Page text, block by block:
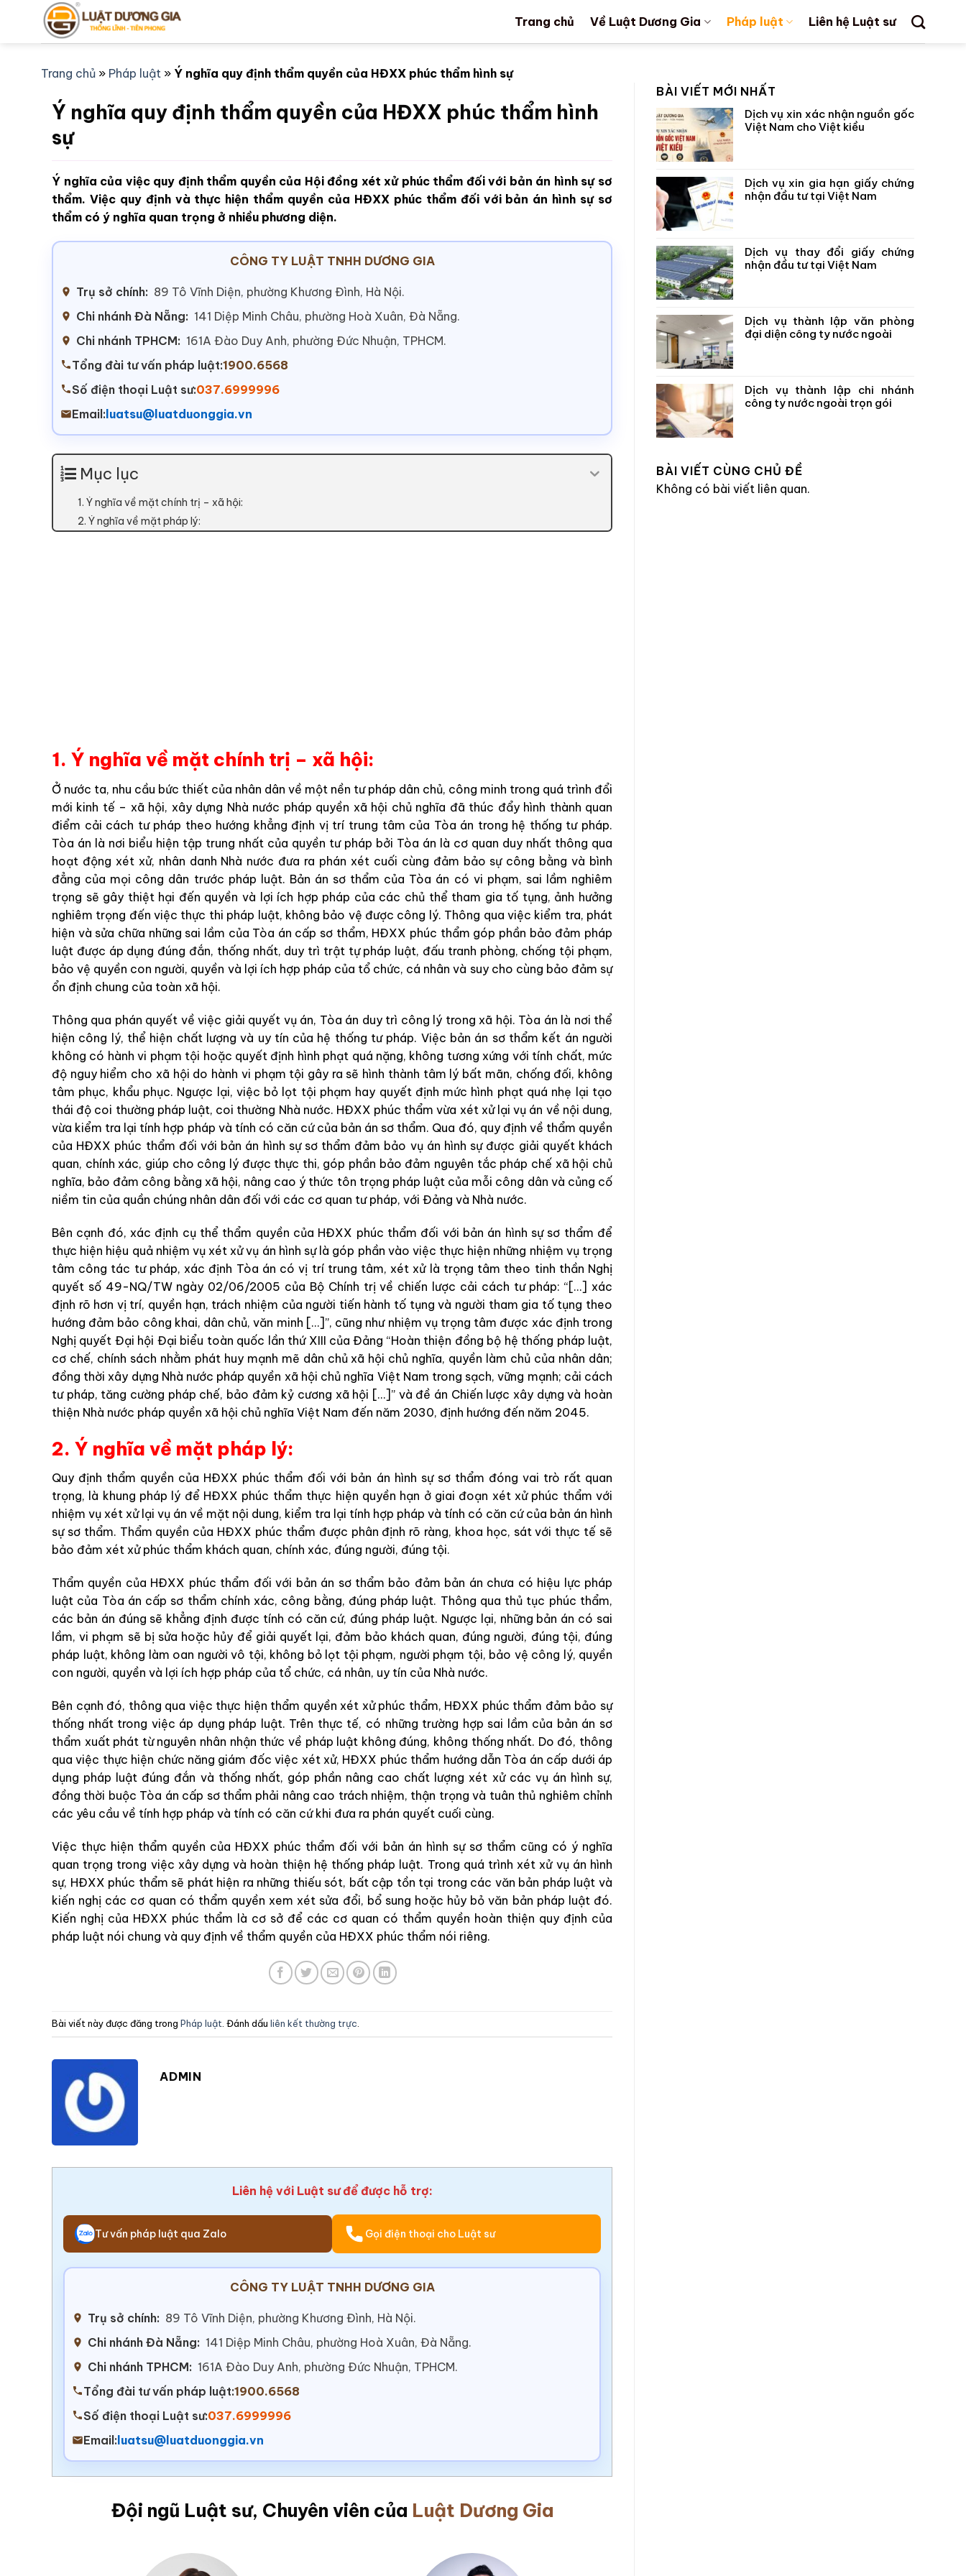
Trang chủ Về Luật Dương Gia Pháp luật Liên hệ Luật sư
Trang chủ » Pháp luật » Ý nghĩa quy định thẩm quyền của HĐXX phúc thẩm hình sự
Ý nghĩa quy định thẩm quyền của HĐXX phúc thẩm hình
sự
Ý nghĩa của việc quy định thẩm quyền của Hội đồng xét xử phúc thẩm đối với bản án hình sự sơ
thẩm. Việc quy định và thực hiện thẩm quyền của HĐXX phúc thẩm đối với bản án hình sự sơ
thẩm có ý nghĩa quan trọng ở nhiều phương diện.
CÔNG TY LUẬT TNHH DƯƠNG GIA
Trụ sở chính: 89 Tô Vĩnh Diện, phường Khương Đình, Hà Nội.
Chi nhánh Đà Nẵng: 141 Diệp Minh Châu, phường Hoà Xuân, Đà Nẵng.
Chi nhánh TPHCM: 161A Đào Duy Anh, phường Đức Nhuận, TPHCM.
Tổng đài tư vấn pháp luật:1900.6568
Số điện thoại Luật sư:037.6999996
Email: luatsu@luatduonggia.vn
Mục lục
1. Ý nghĩa về mặt chính trị – xã hội:
2. Ý nghĩa về mặt pháp lý:
1. Ý nghĩa về mặt chính trị – xã hội:
Ở nước ta, nhu cầu bức thiết của nhân dân về một nền tư pháp dân chủ, công minh trong quá trình đổi
mới kinh tế – xã hội, xây dựng Nhà nước pháp quyền xã hội chủ nghĩa đã thúc đẩy hình thành quan
điểm cải cách tư pháp theo hướng khẳng định vị trí trung tâm của Tòa án trong hệ thống tư pháp.
Tòa án là nơi biểu hiện tập trung nhất của quyền tư pháp bởi Tòa án là cơ quan duy nhất thông qua
hoạt động xét xử, nhân danh Nhà nước đưa ra phán xét cuối cùng đảm bảo sự công bằng và bình
đẳng của mọi công dân trước pháp luật. Bản án sơ thẩm của Tòa án có vi phạm, sai lầm nghiêm
trọng sẽ gây thiệt hại đến quyền và lợi ích hợp pháp của các chủ thể tham gia tố tụng, ảnh hưởng
nghiêm trọng đến việc thực thi pháp luật, không bảo vệ được công lý. Thông qua việc kiểm tra, phát
hiện và sửa chữa những sai lầm của Tòa án cấp sơ thẩm, HĐXX phúc thẩm góp phần bảo đảm pháp
luật được áp dụng đúng đắn, thống nhất, duy trì trật tự pháp luật, đấu tranh phòng, chống tội phạm,
bảo vệ quyền con người, quyền và lợi ích hợp pháp của tổ chức, cá nhân và suy cho cùng bảo đảm sự
ổn định chung của toàn xã hội.
Thông qua phán quyết về việc giải quyết vụ án, Tòa án duy trì công lý trong xã hội. Tòa án là nơi thể
hiện công lý, thể hiện chất lượng và uy tín của hệ thống tư pháp. Việc bản án sơ thẩm kết án người
không có hành vi phạm tội hoặc quyết định hình phạt quá nặng, không tương xứng với tính chất, mức
độ nguy hiểm cho xã hội do hành vi phạm tội gây ra sẽ hình thành tâm lý bất mãn, chống đối, không
tâm phục, khẩu phục. Ngược lại, việc bỏ lọt tội phạm hay quyết định mức hình phạt quá nhẹ lại tạo
thái độ coi thường pháp luật, coi thường Nhà nước. HĐXX phúc thẩm vừa xét xử lại vụ án về nội dung,
vừa kiểm tra lại tính hợp pháp và tính có căn cứ của bản án sơ thẩm. Qua đó, quy định về thẩm quyền
của HĐXX phúc thẩm đối với bản án hình sự sơ thẩm đảm bảo vụ án hình sự được giải quyết khách
quan, chính xác, giúp cho công lý được thực thi, góp phần bảo đảm nguyên tắc pháp chế xã hội chủ
nghĩa, bảo đảm công bằng xã hội, nâng cao ý thức tôn trọng pháp luật của mỗi công dân và củng cố
niềm tin của quần chúng nhân dân đối với các cơ quan tư pháp, với Đảng và Nhà nước.
Bên cạnh đó, xác định cụ thể thẩm quyền của HĐXX phúc thẩm đối với bản án hình sự sơ thẩm để
thực hiện hiệu quả nhiệm vụ xét xử vụ án hình sự là góp phần vào việc thực hiện những nhiệm vụ trọng
tâm công tác tư pháp, xác định Tòa án có vị trí trung tâm, xét xử là trọng tâm theo tinh thần Nghị
quyết số 49-NQ/TW ngày 02/06/2005 của Bộ Chính trị về chiến lược cải cách tư pháp: “[…] xác
định rõ hơn vị trí, quyền hạn, trách nhiệm của người tiến hành tố tụng và người tham gia tố tụng theo
hướng đảm bảo công khai, dân chủ, văn minh […]”, cũng như nhiệm vụ trọng tâm được xác định trong
Nghị quyết Đại hội Đại biểu toàn quốc lần thứ XIII của Đảng “Hoàn thiện đồng bộ hệ thống pháp luật,
cơ chế, chính sách nhằm phát huy mạnh mẽ dân chủ xã hội chủ nghĩa, quyền làm chủ của nhân dân;
đồng thời xây dựng Nhà nước pháp quyền xã hội chủ nghĩa Việt Nam trong sạch, vững mạnh; cải cách
tư pháp, tăng cường pháp chế, bảo đảm kỷ cương xã hội […]” và đề án Chiến lược xây dựng và hoàn
thiện Nhà nước pháp quyền xã hội chủ nghĩa Việt Nam đến năm 2030, định hướng đến năm 2045.
2. Ý nghĩa về mặt pháp lý:
Quy định thẩm quyền của HĐXX phúc thẩm đối với bản án hình sự sơ thẩm đóng vai trò rất quan
trọng, là khung pháp lý để HĐXX phúc thẩm thực hiện quyền hạn ở giai đoạn xét xử phúc thẩm với
nhiệm vụ xét xử lại vụ án về mặt nội dung, kiểm tra lại tính hợp pháp và tính có căn cứ của bản án hình
sự sơ thẩm. Thẩm quyền của HĐXX phúc thẩm được phân định rõ ràng, khoa học, sát với thực tế sẽ
bảo đảm xét xử phúc thẩm khách quan, chính xác, đúng người, đúng tội.
Thẩm quyền của HĐXX phúc thẩm đối với bản án sơ thẩm bảo đảm bản án chưa có hiệu lực pháp
luật của Tòa án cấp sơ thẩm chính xác, công bằng, đúng pháp luật. Thông qua thủ tục phúc thẩm,
các bản án đúng sẽ khẳng định được tính có căn cứ, đúng pháp luật. Ngược lại, những bản án có sai
lầm, vi phạm sẽ bị sửa hoặc hủy để giải quyết lại, đảm bảo khách quan, đúng người, đúng tội, đúng
pháp luật, không làm oan người vô tội, không bỏ lọt tội phạm, người phạm tội, bảo vệ công lý, quyền
con người, quyền và lợi ích hợp pháp của tổ chức, cá nhân, uy tín của Nhà nước.
Bên cạnh đó, thông qua việc thực hiện thẩm quyền xét xử phúc thẩm, HĐXX phúc thẩm đảm bảo sự
thống nhất trong việc áp dụng pháp luật. Trên thực tế, có những trường hợp sai lầm của bản án sơ
thẩm xuất phát từ nguyên nhân nhận thức về pháp luật không đúng, không thống nhất. Do đó, thông
qua việc thực hiện chức năng giám đốc việc xét xử, HĐXX phúc thẩm hướng dẫn Tòa án cấp dưới áp
dụng pháp luật đúng đắn và thống nhất, góp phần nâng cao chất lượng xét xử các vụ án hình sự,
đồng thời buộc Tòa án cấp sơ thẩm phải nâng cao trách nhiệm, thận trọng và tuân thủ nghiêm chỉnh
các yêu cầu về tính hợp pháp và tính có căn cứ khi đưa ra phán quyết cuối cùng.
Việc thực hiện thẩm quyền của HĐXX phúc thẩm đối với bản án hình sự sơ thẩm cũng có ý nghĩa
quan trọng trong việc xây dựng và hoàn thiện hệ thống pháp luật. Trong quá trình xét xử vụ án hình
sự, HĐXX phúc thẩm sẽ phát hiện ra những thiếu sót, bất cập tồn tại trong các văn bản pháp luật và
kiến nghị các cơ quan có thẩm quyền xem xét sửa đổi, bổ sung hoặc hủy bỏ văn bản pháp luật đó.
Kiến nghị của HĐXX phúc thẩm là cơ sở để các cơ quan có thẩm quyền hoàn thiện quy định của
pháp luật nói chung và quy định về thẩm quyền của HĐXX phúc thẩm nói riêng.
Bài viết này được đăng trong Pháp luật . Đánh dấu liên kết thường trực
ADMIN
Liên hệ với Luật sư để được hỗ trợ:
Tư vấn pháp luật qua Zalo Gọi điện thoại cho Luật sư
CÔNG TY LUẬT TNHH DƯƠNG GIA
Trụ sở chính: 89 Tô Vĩnh Diện, phường Khương Đình, Hà Nội.
Chi nhánh Đà Nẵng: 141 Diệp Minh Châu, phường Hoà Xuân, Đà Nẵng.
Chi nhánh TPHCM: 161A Đào Duy Anh, phường Đức Nhuận, TPHCM.
Tổng đài tư vấn pháp luật:1900.6568
Số điện thoại Luật sư:037.6999996
Email:luatsu@luatduonggia.vn
Đội ngũ Luật sư, Chuyên viên của Luật Dương Gia
BÀI VIẾT MỚI NHẤT
Dịch vụ xin xác nhận nguồn gốc
Việt Nam cho Việt kiều
Dịch vụ xin gia hạn giấy chứng
nhận đầu tư tại Việt Nam
Dịch vụ thay đổi giấy chứng
nhận đầu tư tại Việt Nam
Dịch vụ thành lập văn phòng
đại diện công ty nước ngoài
Dịch vụ thành lập chi nhánh
công ty nước ngoài trọn gói
BÀI VIẾT CÙNG CHỦ ĐỀ
Không có bài viết liên quan.